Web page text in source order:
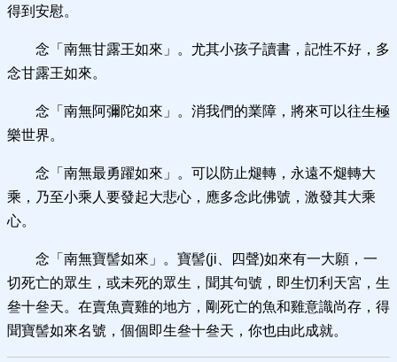
得到安慰。
念「南無甘露王如來」。尤其小孩子讀書，記性不好，多
念甘露王如來。
念「南無阿彌陀如來」。消我們的業障，將來可以往生極
樂世界。
念「南無最勇躍如來」。可以防止煺轉，永遠不煺轉大
乘，乃至小乘人要發起大悲心，應多念此佛號，激發其大乘
心。
念「南無寶髻如來」。寶髻(ji、四聲)如來有一大願，一
切死亡的眾生，或未死的眾生，聞其句號，即生忉利天宮，生
叄十叄天。在賣魚賣雞的地方，剛死亡的魚和雞意識尚存，得
聞寶髻如來名號，個個即生叄十叄天，你也由此成就。